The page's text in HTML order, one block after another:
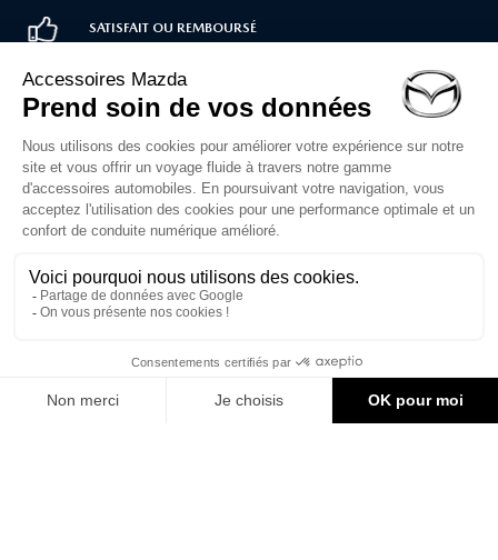
SATISFAIT OU REMBOURSÉ
LIVRAISON RAPIDE
PAIEMENT SÉCURISÉ
Service client
Du lundi au vendredi
de 10h à 12h et 14h à 16h30